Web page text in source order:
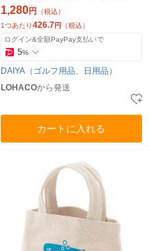
1,280円 （税込）
1つあたり426.7 円 （税込）
ログイン&全額PayPay支払いで
5%
DAIYA（ゴルフ用品、日用品）
LOHACOから発送
カートに入れる